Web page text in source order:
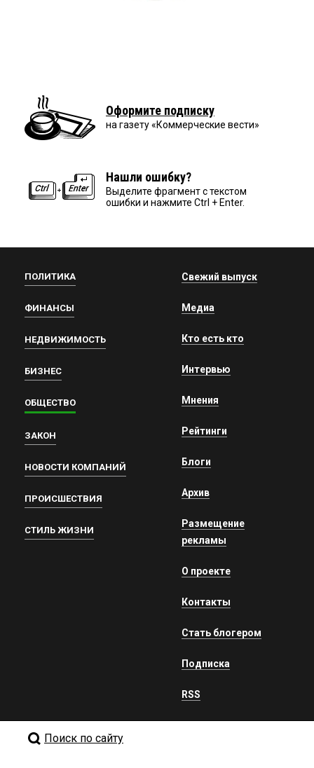
Оформите подписку
на газету «Коммерческие вести»
Нашли ошибку?
Выделите фрагмент с текстом
ошибки и нажмите Ctrl + Enter.
ПОЛИТИКА
ФИНАНСЫ
НЕДВИЖИМОСТЬ
БИЗНЕС
ОБЩЕСТВО
ЗАКОН
НОВОСТИ КОМПАНИЙ
ПРОИСШЕСТВИЯ
СТИЛЬ ЖИЗНИ
Свежий выпуск
Медиа
Кто есть кто
Интервью
Мнения
Рейтинги
Блоги
Архив
Размещение
рекламы
О проекте
Контакты
Стать блогером
Подписка
RSS
Поиск по сайту